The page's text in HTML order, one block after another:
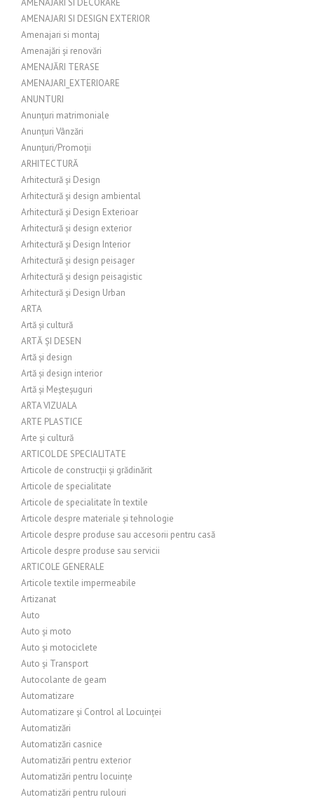
AMENAJARI SI DECORARE
AMENAJARI SI DESIGN EXTERIOR
Amenajari si montaj
Amenajări și renovări
AMENAJĂRI TERASE
AMENAJARI_EXTERIOARE
ANUNTURI
Anunțuri matrimoniale
Anunțuri Vânzări
Anunțuri/Promoții
ARHITECTURĂ
Arhitectură și Design
Arhitectură și design ambiental
Arhitectură și Design Exterioar
Arhitectură și design exterior
Arhitectură și Design Interior
Arhitectură și design peisager
Arhitectură și design peisagistic
Arhitectură și Design Urban
ARTA
Artă și cultură
ARTĂ ȘI DESEN
Artă și design
Artă și design interior
Artă și Meșteșuguri
ARTA VIZUALA
ARTE PLASTICE
Arte și cultură
ARTICOL DE SPECIALITATE
Articole de construcții și grădinărit
Articole de specialitate
Articole de specialitate în textile
Articole despre materiale și tehnologie
Articole despre produse sau accesorii pentru casă
Articole despre produse sau servicii
ARTICOLE GENERALE
Articole textile impermeabile
Artizanat
Auto
Auto și moto
Auto și motociclete
Auto și Transport
Autocolante de geam
Automatizare
Automatizare și Control al Locuinței
Automatizări
Automatizări casnice
Automatizări pentru exterior
Automatizări pentru locuințe
Automatizări pentru rulouri